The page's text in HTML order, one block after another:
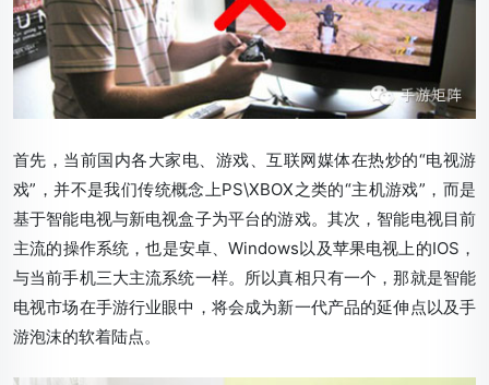
首先，当前国内各大家电、游戏、互联网媒体在热炒的“电视游
戏”，并不是我们传统概念上PS\XBOX之类的“主机游戏”，而是
基于智能电视与新电视盒子为平台的游戏。其次，智能电视目前
主流的操作系统，也是安卓、Windows以及苹果电视上的IOS，
与当前手机三大主流系统一样。所以真相只有一个，那就是智能
电视市场在手游行业眼中，将会成为新一代产品的延伸点以及手
游泡沫的软着陆点。